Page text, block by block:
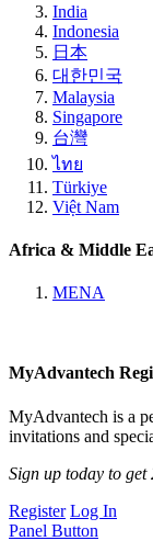
India
Indonesia
日本
대한민국
Malaysia
Singapore
台灣
ไทย
Türkiye
Việt Nam
Africa & Middle
MENA
MyAdvantech
MyAdvantech is a
invitations and
Sign up today to
Register Log In
Panel Button